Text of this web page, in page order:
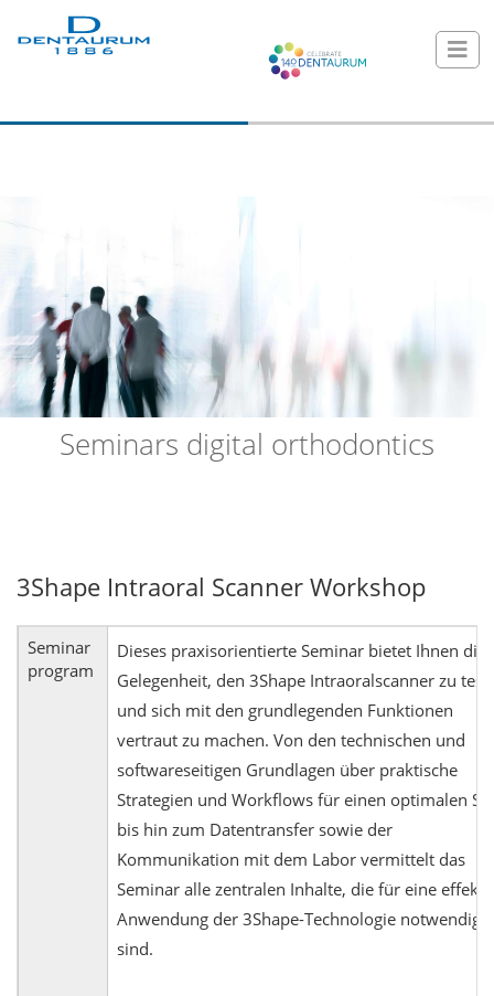
Seminars digital orthodontics
3Shape Intraoral Scanner Workshop
Seminar
program
Dieses praxisorientierte Seminar bietet Ihnen die
Gelegenheit, den 3Shape Intraoralscanner zu
und sich mit den grundlegenden Funktionen
vertraut zu machen. Von den technischen und
softwareseitigen Grundlagen über praktische
Strategien und Workflows für einen optimalen
bis hin zum Datentransfer sowie der
Kommunikation mit dem Labor vermittelt das
Seminar alle zentralen Inhalte, die für eine
Anwendung der 3Shape-Technologie notwendig
sind.